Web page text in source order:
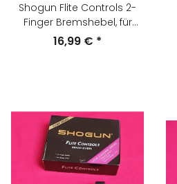
Shogun Flite Controls 2-
Finger Bremshebel, für
Cantileverbremsen, silber,
16,99 € *